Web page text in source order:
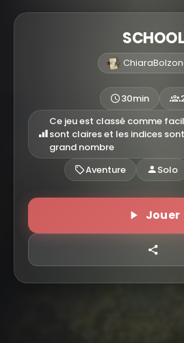
SCHOOL
30min
Ce jeu est classé comme
sont claires et les indices
grand nombre
Aventure
Solo
Jouer